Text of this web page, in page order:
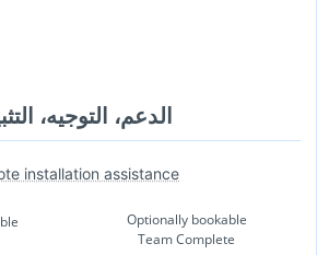
الدعم، التوجيه،
installation assistance
Optionally bookable
Team Complete